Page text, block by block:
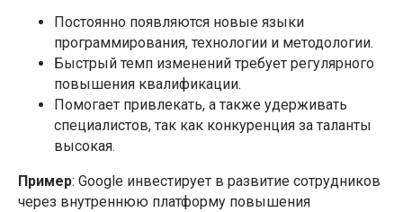
Постоянно появляются новые языки
программирования, технологии и методологии.
Быстрый темп изменений требует регулярного
повышения квалификации.
Помогает привлекать, а также удерживать
специалистов, так как конкуренция за таланты
высокая.
Пример: Google инвестирует в развитие сотрудников
через внутреннюю платформу повышения